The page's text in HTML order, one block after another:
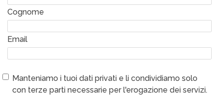
Cognome
Email
Manteniamo i tuoi dati privati e li condividiamo solo
con terze parti necessarie per l'erogazione dei servizi.